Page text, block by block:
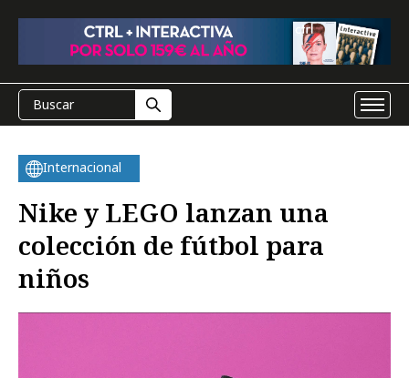
Internacional
Nike y LEGO lanzan una
colección de fútbol para
niños